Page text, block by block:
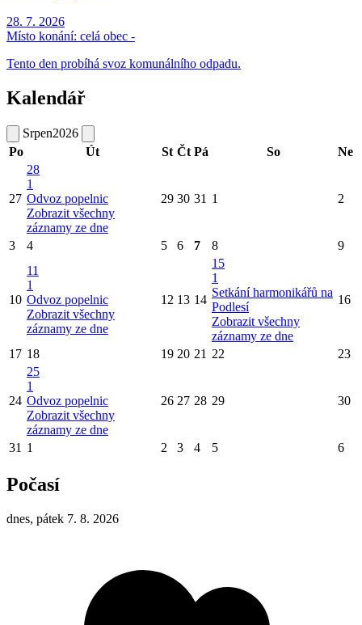
28. 7. 2026
Místo konání: celá obec -
Tento den probíhá svoz komunálního odpadu.
Kalendář
Srpen2026
Po
Út St Čt Pá So Ne
27
28
1
Odvoz popelnic
Zobrazit všechny
záznamy ze dne
29 30 31 1 2
3 4 5 6 7 8 9
10
11
1
Odvoz popelnic
Zobrazit všechny
záznamy ze dne
12 13 14
15
1
Setkání harmonikářů na
Podlesí
Zobrazit všechny
záznamy ze dne
16
17 18 19 20 21 22 23
24
25
1
Odvoz popelnic
Zobrazit všechny
záznamy ze dne
26 27 28 29 30
31 1 2 3 4 5 6
Počasí
dnes, pátek 7. 8. 2026